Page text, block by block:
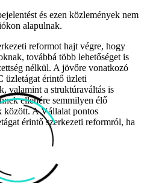
és ezen közlemények nem
alapulnak.
reformot hajt végre, hogy
továbbá több lehetőséget is
nélkül. A jövőre vonatkozó
üzletágat érintő üzleti
valamint a struktúraváltás is
ellenére semmilyen élő
között. A Vállalat pontos
érintő szerkezeti reformról, ha